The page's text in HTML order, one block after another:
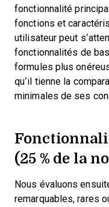
fonctionnalité
fonctions et
utilisateur peut
fonctionnalités de
formules plus
qu’il tienne la
minimales de ses
(25 % de la
Nous évaluons
remarquables, rares